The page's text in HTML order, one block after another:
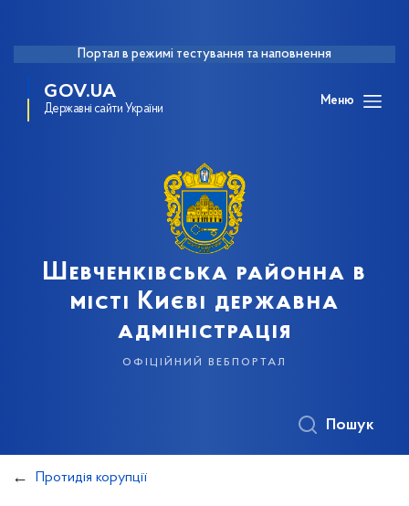
Портал в режимі тестування та наповнення
GOV.UA
Державні сайти України
Меню
Шевченківська районна в
місті Києві державна
адміністрація
офіційний вебпортал
Пошук
Протидія корупції